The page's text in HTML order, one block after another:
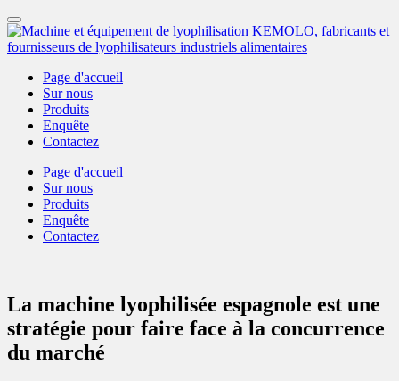
Page d'accueil
Sur nous
Produits
Enquête
Contactez
Page d'accueil
Sur nous
Produits
Enquête
Contactez
La machine lyophilisée espagnole est une
stratégie pour faire face à la concurrence
du marché